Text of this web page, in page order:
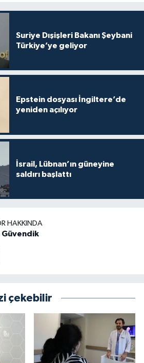
Suriye Dışişleri Bakanı Şeybani
Türkiye’ye geliyor
Epstein dosyası İngiltere’de
yeniden açılıyor
İsrail, Lübnan’ın güneyine
saldırı başlattı
HAKKINDA
Güvendik
çekebilir